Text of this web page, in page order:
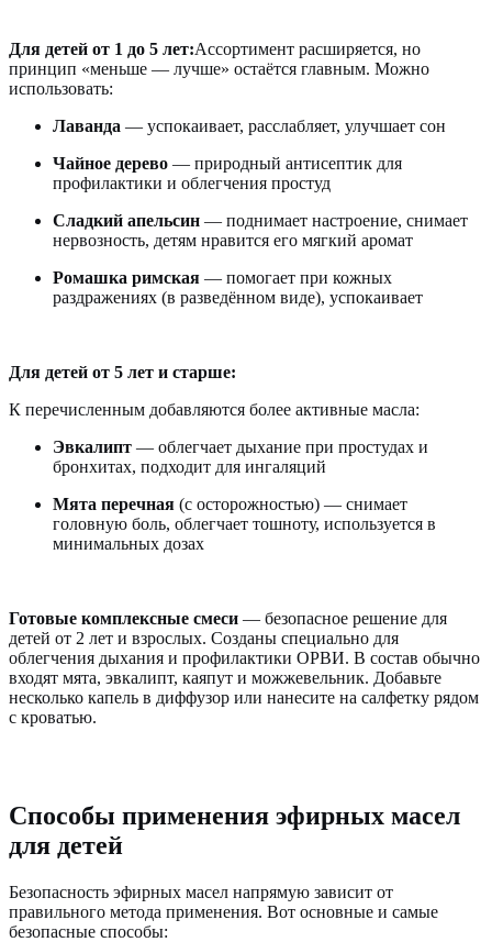
Для детей от 1 до 5 лет:Ассортимент расширяется, но
принцип «меньше — лучше» остаётся главным. Можно
использовать:
Лаванда — успокаивает, расслабляет, улучшает сон
Чайное дерево — природный антисептик для
профилактики и облегчения простуд
Сладкий апельсин — поднимает настроение, снимает
нервозность, детям нравится его мягкий аромат
Ромашка римская — помогает при кожных
раздражениях (в разведённом виде), успокаивает
Для детей от 5 лет и старше:
К перечисленным добавляются более активные масла:
Эвкалипт — облегчает дыхание при простудах и
бронхитах, подходит для ингаляций
Мята перечная (с осторожностью) — снимает
головную боль, облегчает тошноту, используется в
минимальных дозах
Готовые комплексные смеси — безопасное решение для
детей от 2 лет и взрослых. Созданы специально для
облегчения дыхания и профилактики ОРВИ. В состав обычно
входят мята, эвкалипт, каяпут и можжевельник. Добавьте
несколько капель в диффузор или нанесите на салфетку рядом
с кроватью.
Способы применения эфирных масел
для детей
Безопасность эфирных масел напрямую зависит от
правильного метода применения. Вот основные и самые
безопасные способы: